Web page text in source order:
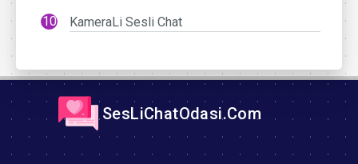
KameraLi Sesli Chat
SesLiChatOdasi.Com